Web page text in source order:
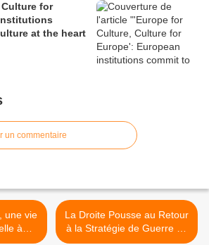
for
at the heart
un commentaire
à
par
La Droite Pousse au Retour
à la Stratégie de Guerre de
1967 - JForum >